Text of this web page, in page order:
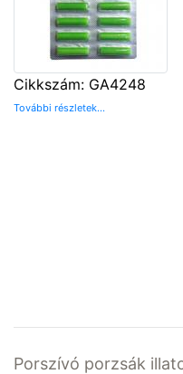
Cikkszám: GA4248
További részletek...
Porszívó porzsák